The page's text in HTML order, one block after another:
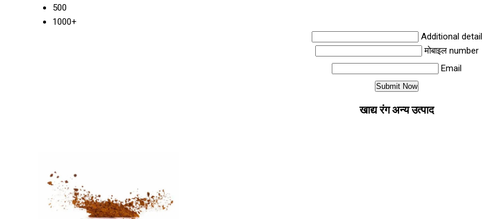
500
1000+
Additional detail
मोबाइल number
Email
खाद्य रंग अन्य उत्पाद